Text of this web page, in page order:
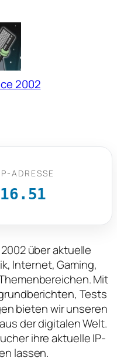
2002
ADRESSE
über aktuelle
Internet, Gaming,
Mit
Tests
bieten wir unseren
der digitalen Welt.
ihre aktuelle IP-
lassen.